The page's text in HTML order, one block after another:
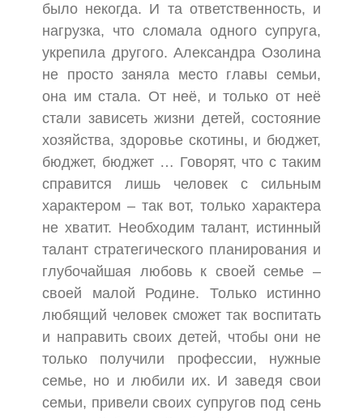
было некогда. И та ответственность, и
нагрузка, что сломала одного супруга,
укрепила другого. Александра Озолина
не просто заняла место главы семьи,
она им стала. От неё, и только от неё
стали зависеть жизни детей, состояние
хозяйства, здоровье скотины, и бюджет,
бюджет, бюджет … Говорят, что с таким
справится лишь человек с сильным
характером – так вот, только характера
не хватит. Необходим талант, истинный
талант стратегического планирования и
глубочайшая любовь к своей семье –
своей малой Родине. Только истинно
любящий человек сможет так воспитать
и направить своих детей, чтобы они не
только получили профессии, нужные
семье, но и любили их. И заведя свои
семьи, привели своих супругов под сень